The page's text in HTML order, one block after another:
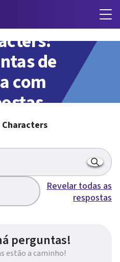
de
com
Characters
Revelar todas as
respostas
perguntas!
estão a caminho!